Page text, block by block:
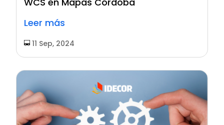
Leer más
11 Sep, 2024